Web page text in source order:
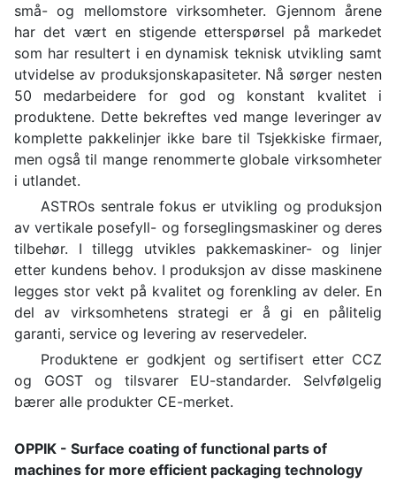
små- og mellomstore virksomheter. Gjennom årene
har det vært en stigende etterspørsel på markedet
som har resultert i en dynamisk teknisk utvikling samt
utvidelse av produksjonskapasiteter. Nå sørger nesten
50 medarbeidere for god og konstant kvalitet i
produktene. Dette bekreftes ved mange leveringer av
komplette pakkelinjer ikke bare til Tsjekkiske firmaer,
men også til mange renommerte globale virksomheter
i utlandet.
ASTROs sentrale fokus er utvikling og produksjon
av vertikale posefyll- og forseglingsmaskiner og deres
tilbehør. I tillegg utvikles pakkemaskiner- og linjer
etter kundens behov. I produksjon av disse maskinene
legges stor vekt på kvalitet og forenkling av deler. En
del av virksomhetens strategi er å gi en pålitelig
garanti, service og levering av reservedeler.
Produktene er godkjent og sertifisert etter CCZ
og GOST og tilsvarer EU-standarder. Selvfølgelig
bærer alle produkter CE-merket.
OPPIK - Surface coating of functional parts of
machines for more efficient packaging technology